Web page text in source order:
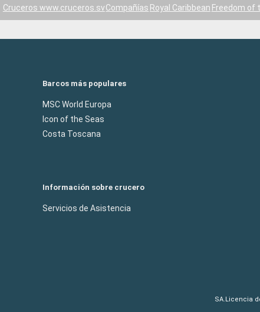
Cruceros www.cruceros.svCompañías Royal Caribbean Freedom of
Barcos más populares
MSC World Europa
Icon of the Seas
Costa Toscana
Información sobre crucero
Servicios de Asistencia
SA.Licencia